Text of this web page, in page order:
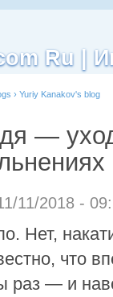
Ru |
› Yuriy Kanakov's blog
—
11/2018 -
Нет,
что
раз — и